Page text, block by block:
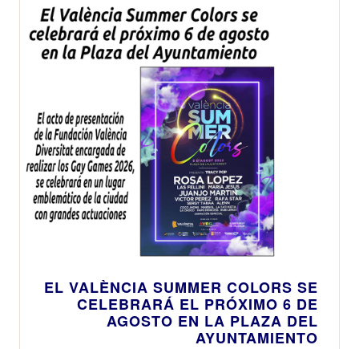
EL VALÈNCIA SUMMER COLORS SE
CELEBRARÁ EL PRÓXIMO 6 DE
AGOSTO EN LA PLAZA DEL
AYUNTAMIENTO